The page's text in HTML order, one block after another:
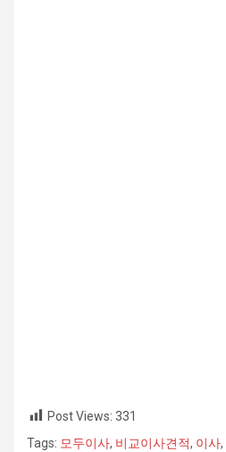
Post Views: 331
Tags: 모두이사, 비교이사견적, 이사,